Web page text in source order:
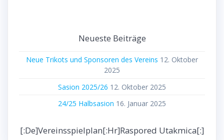
Neueste Beiträge
Neue Trikots und Sponsoren des Vereins 12. Oktober
2025
Sasion 2025/26 12. Oktober 2025
24/25 Halbsasion 16. Januar 2025
[:de]Vereinsspielplan[:hr]Raspored Utakmica[:]